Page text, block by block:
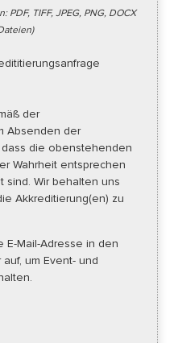
TIFF, JPEG, PNG, DOCX
der
Absenden der
die obenstehenden
Wahrheit entsprechen
sind. Wir behalten uns
Akkreditierung(en) zu
E-Mail-Adresse in den
um Event- und